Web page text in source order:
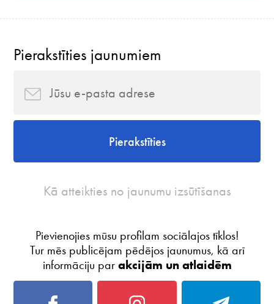
Pierakstīties jaunumiem
Pierakstīties
Kā atteikties no jaunumu izsūtīšanas
Pievienojies mūsu profilam sociālajos tīklos!
Tur mēs publicējam pēdējos jaunumus, kā arī
informāciju par akcijām un atlaidēm